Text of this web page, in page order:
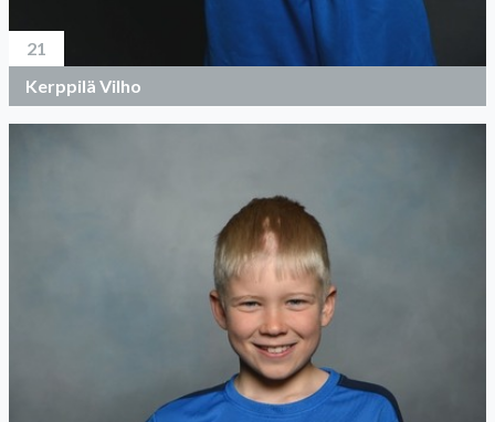
21
Kerppilä Vilho